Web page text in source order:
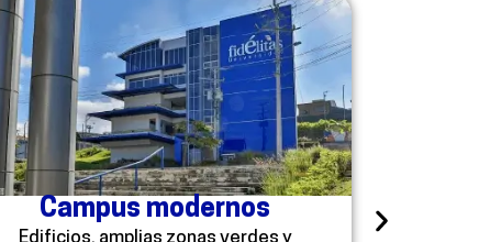
Campus modernos
Edificios, amplias zonas verdes y